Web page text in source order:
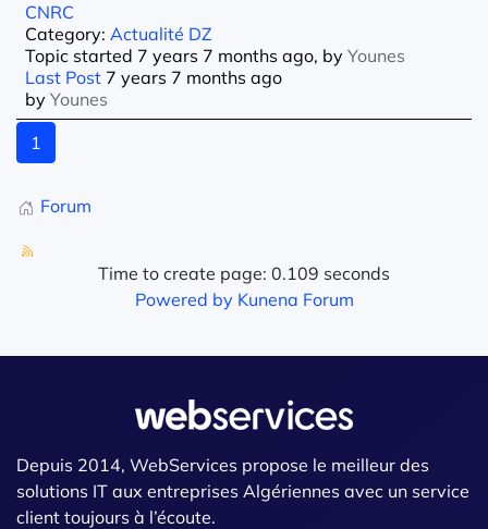
CNRC
Category: Actualité DZ
Topic started 7 years 7 months ago, by Younes
Last Post 7 years 7 months ago
by Younes
1
Forum
Time to create page: 0.109 seconds
Powered by Kunena Forum
Depuis 2014, WebServices propose le meilleur des
solutions IT aux entreprises Algériennes avec un service
client toujours à l’écoute.